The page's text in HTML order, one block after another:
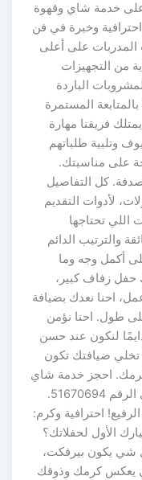
خدمة شاي وقهوة
وخبرة في فن
المدربات على أعلى
من التجهيزات
الباردة
المستمرة
فريقنا مهارة
وتلبية طلباتهم
على مناسبتك.
كل التفاصيل
لأدوات التقديم
اللي تحتاجها
والترتيب الدائم
أكمل وجه وما
زفاف كبير،
احنا نعدك بضيافة
طول. احنا نؤمن
لنكون عند حسن
ضيافتك تكون
احجز خدمة شاي
وقهوة فلبينيات اليوم وتواصل معنا على الرقم 51670694.
احترافية وكرم:
الأول لحفلاتك؟
شي يكون بيرفكت،
يعكس كرمك وذوقك